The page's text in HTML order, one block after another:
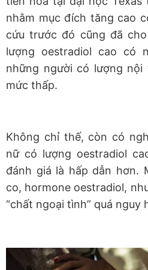
nhằm mục đích tăng cao
cứu trước đó cũng đã
lượng oestradiol cao có
những người có lượng
mức thấp.
Không chỉ thế, còn có
nữ có lượng oestradiol
đánh giá là hấp dẫn hơn.
co, hormone oestradiol,
“chất ngoại tình” quá nguy